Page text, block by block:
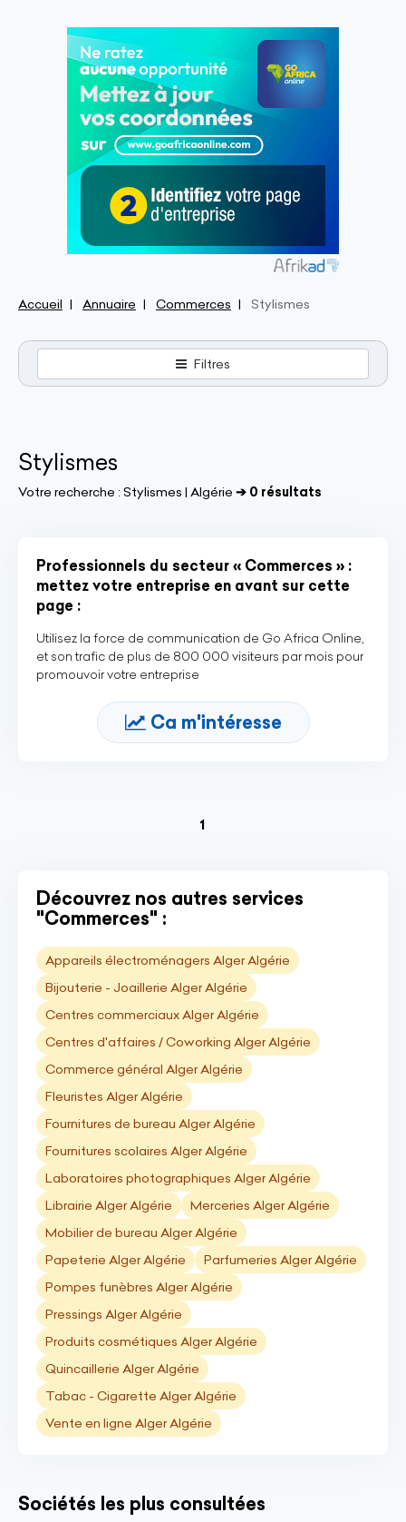
Accueil Annuaire Commerces Stylismes
Filtres
Stylismes
Votre recherche : Stylismes | Algérie ➔ 0 résultats
Professionnels du secteur « Commerces » :
mettez votre entreprise en avant sur cette
page :
Utilisez la force de communication de Go Africa Online,
et son trafic de plus de 800 000 visiteurs par mois pour
promouvoir votre entreprise
Ca m'intéresse
1
Découvrez nos autres services
"Commerces" :
Appareils électroménagers Alger Algérie
Bijouterie - Joaillerie Alger Algérie
Centres commerciaux Alger Algérie
Centres d'affaires / Coworking Alger Algérie
Commerce général Alger Algérie
Fleuristes Alger Algérie
Fournitures de bureau Alger Algérie
Fournitures scolaires Alger Algérie
Laboratoires photographiques Alger Algérie
Librairie Alger Algérie
Merceries Alger Algérie
Mobilier de bureau Alger Algérie
Papeterie Alger Algérie
Parfumeries Alger Algérie
Pompes funèbres Alger Algérie
Pressings Alger Algérie
Produits cosmétiques Alger Algérie
Quincaillerie Alger Algérie
Tabac - Cigarette Alger Algérie
Vente en ligne Alger Algérie
Sociétés les plus consultées